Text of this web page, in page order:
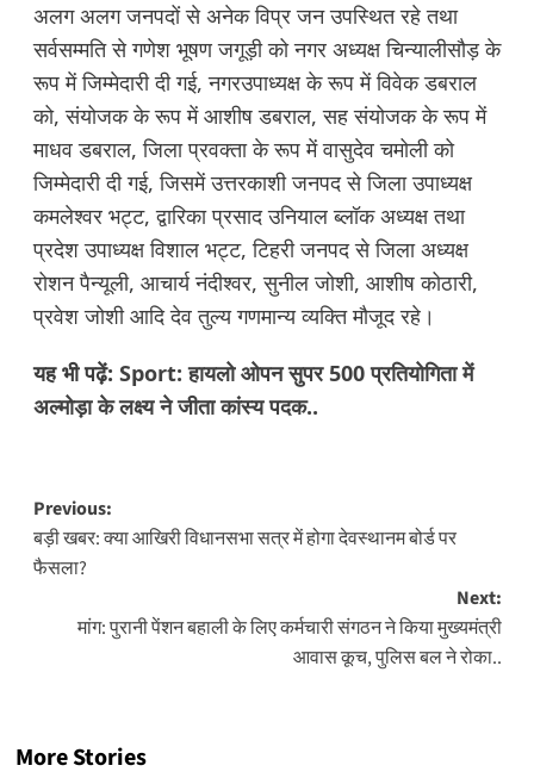
अलग अलग जनपदों से अनेक विप्र जन उपस्थित रहे तथा
सर्वसम्मति से गणेश भूषण जगूड़ी को नगर अध्यक्ष चिन्यालीसौड़ के
रूप में जिम्मेदारी दी गई, नगरउपाध्यक्ष के रूप में विवेक डबराल
को, संयोजक के रूप में आशीष डबराल, सह संयोजक के रूप में
माधव डबराल, जिला प्रवक्ता के रूप में वासुदेव चमोली को
जिम्मेदारी दी गई, जिसमें उत्तरकाशी जनपद से जिला उपाध्यक्ष
कमलेश्वर भट्ट, द्वारिका प्रसाद उनियाल ब्लॉक अध्यक्ष तथा
प्रदेश उपाध्यक्ष विशाल भट्ट, टिहरी जनपद से जिला अध्यक्ष
रोशन पैन्यूली, आचार्य नंदीश्वर, सुनील जोशी, आशीष कोठारी,
प्रवेश जोशी आदि देव तुल्य गणमान्य व्यक्ति मौजूद रहे।
यह भी पढ़ें: Sport: हायलो ओपन सुपर 500 प्रतियोगिता में
अल्मोड़ा के लक्ष्य ने जीता कांस्य पदक..
Post
navigation
Previous:
बड़ी खबर: क्या आखिरी विधानसभा सत्र में होगा देवस्थानम बोर्ड पर
फैसला?
Next:
मांग: पुरानी पेंशन बहाली के लिए कर्मचारी संगठन ने किया मुख्यमंत्री
आवास कूच, पुलिस बल ने रोका..
More Stories